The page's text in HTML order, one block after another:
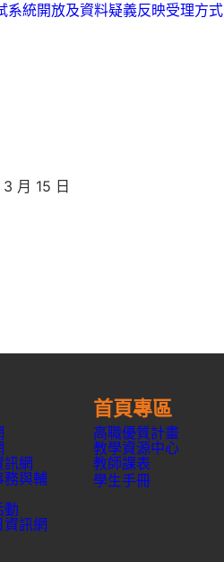
系統開放及資料疑義反映受理方式
月 15 日
網
務與輔
動
訊網
首頁專區
高職優質計畫
教學資源中心
教師課表
學生手冊